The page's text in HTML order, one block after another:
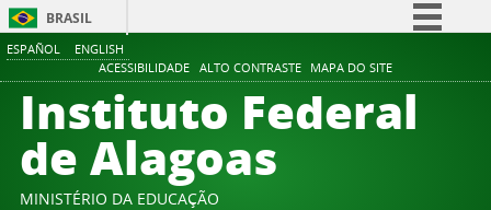
ESPAÑOL ENGLISH
ACESSIBILIDADE ALTO CONTRASTE MAPA DO SITE
BRASIL
Comunica BR
Participe
Instituto Federal
de Alagoas
MINISTÉRIO DA EDUCAÇÃO